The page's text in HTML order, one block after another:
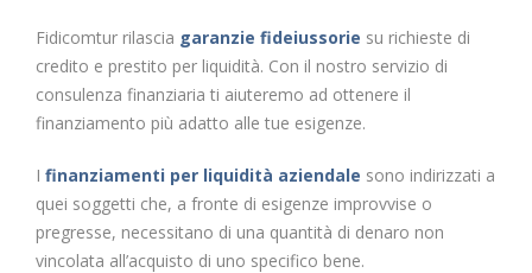
Fidicomtur rilascia garanzie fideiussorie su richieste di
credito e prestito per liquidità. Con il nostro servizio di
consulenza finanziaria ti aiuteremo ad ottenere il
finanziamento più adatto alle tue esigenze.
I finanziamenti per liquidità aziendale sono indirizzati a
quei soggetti che, a fronte di esigenze improvvise o
pregresse, necessitano di una quantità di denaro non
vincolata all’acquisto di uno specifico bene.